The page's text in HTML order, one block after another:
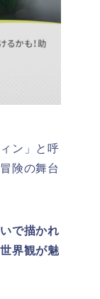
ン」と呼
険の舞台
で描かれ
界観が魅